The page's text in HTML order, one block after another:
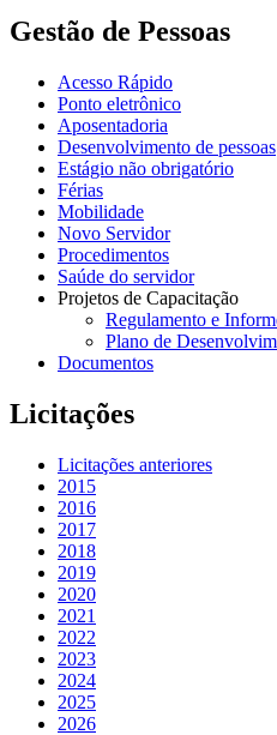
Gestão de Pessoas
Acesso Rápido
Ponto eletrônico
Aposentadoria
Desenvolvimento de pessoas
Estágio não obrigatório
Férias
Mobilidade
Novo Servidor
Procedimentos
Saúde do servidor
Projetos de Capacitação
Regulamento e
Plano de
Documentos
Licitações
Licitações anteriores
2015
2016
2017
2018
2019
2020
2021
2022
2023
2024
2025
2026